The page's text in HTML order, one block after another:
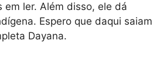
em ler. Além disso, ele dá
Espero que daqui saiam
Dayana.